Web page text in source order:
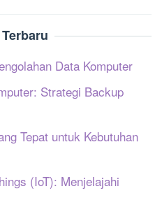
Data Komputer
Strategi Backup
Tepat untuk Kebutuhan
(IoT): Menjelajahi